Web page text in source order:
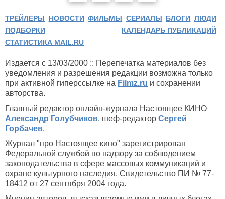
ТРЕЙЛЕРЫ НОВОСТИ ФИЛЬМЫ СЕРИАЛЫ БЛОГИ ЛЮДИ
ПОДБОРКИ
КАЛЕНДАРЬ ПУБЛИКАЦИЙ
СТАТИСТИКА MAIL.RU
Издается с 13/03/2000 :: Перепечатка материалов без
уведомления и разрешения редакции возможна только
при активной гиперссылке на Filmz.ru и сохранении
авторства.
Главный редактор онлайн-журнала Настоящее КИНО
Александр Голубчиков, шеф-редактор Сергей
Горбачев.
Журнал "про Настоящее кино" зарегистрирован
Федеральной службой по надзору за соблюдением
законодательства в сфере массовых коммуникаций и
охране культурного наследия. Свидетельство ПИ № 77-
18412 от 27 сентября 2004 года.